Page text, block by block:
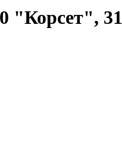
"Корсет",